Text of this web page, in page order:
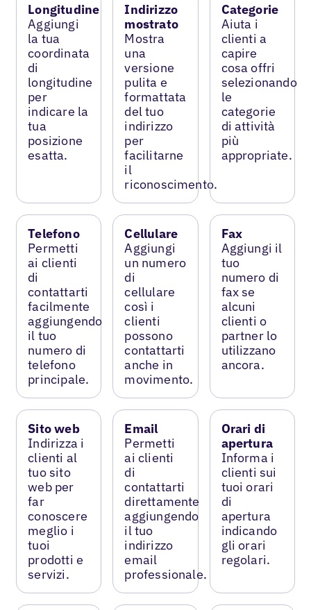
Longitudine
Aggiungi
la tua
coordinata
di
longitudine
per
indicare la
tua
posizione
esatta.
Indirizzo
mostrato
Mostra
una
versione
pulita e
formattata
del tuo
indirizzo
per
facilitarne
il
riconoscimento.
Categorie
Aiuta i
clienti a
capire
cosa offri
selezionando
le
categorie
di attività
più
appropriate.
Telefono
Permetti
ai clienti
di
contattarti
facilmente
aggiungendo
il tuo
numero di
telefono
principale.
Cellulare
Aggiungi
un numero
di
cellulare
così i
clienti
possono
contattarti
anche in
movimento.
Fax
Aggiungi il
tuo
numero di
fax se
alcuni
clienti o
partner lo
utilizzano
ancora.
Sito web
Indirizza i
clienti al
tuo sito
web per
far
conoscere
meglio i
tuoi
prodotti e
servizi.
Email
Permetti
ai clienti
di
contattarti
direttamente
aggiungendo
il tuo
indirizzo
email
professionale.
Orari di
apertura
Informa i
clienti sui
tuoi orari
di
apertura
indicando
gli orari
regolari.